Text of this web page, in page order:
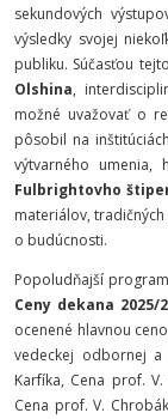
sekundových
výsledky svojej
publiku. Súčasťou
Olshina,
možné uvažovať o
pôsobil na
výtvarného umenia,
Fulbrightovho
materiálov,
o budúcnosti.
Popoludňajší
Ceny dekana 2025/
ocenené hlavnou
vedeckej odbornej a
Karfíka, Cena prof.
Cena prof. V.